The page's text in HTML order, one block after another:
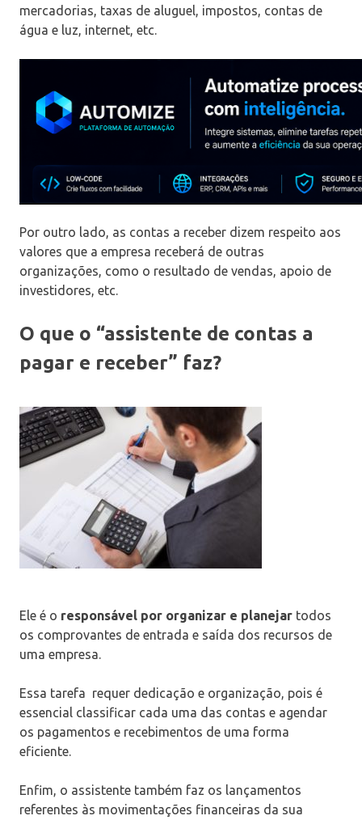
mercadorias, taxas de aluguel, impostos, contas de
água e luz, internet, etc.
Por outro lado, as contas a receber dizem respeito aos
valores que a empresa receberá de outras
organizações, como o resultado de vendas, apoio de
investidores, etc.
O que o “assistente de contas a
pagar e receber” faz?
Ele é o responsável por organizar e planejar todos
os comprovantes de entrada e saída dos recursos de
uma empresa.
Essa tarefa requer dedicação e organização, pois é
essencial classificar cada uma das contas e agendar
os pagamentos e recebimentos de uma forma
eficiente.
Enfim, o assistente também faz os lançamentos
referentes às movimentações financeiras da sua